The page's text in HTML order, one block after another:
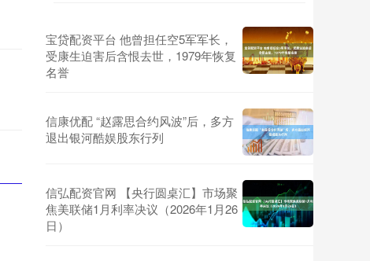
宝贷配资平台 他曾担任空5军军长，
受康生迫害后含恨去世，1979年恢复
名誉
信康优配 “赵露思合约风波”后，多方
退出银河酷娱股东行列
信弘配资官网 【央行圆桌汇】市场聚
焦美联储1月利率决议（2026年1月26
日）